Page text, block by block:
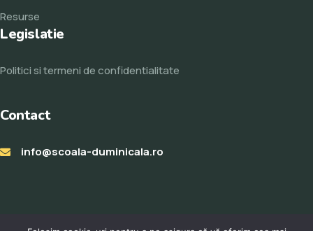
Resurse
Legislatie
Politici si termeni de confidentialitate
Contact
info@scoala-duminicala.ro